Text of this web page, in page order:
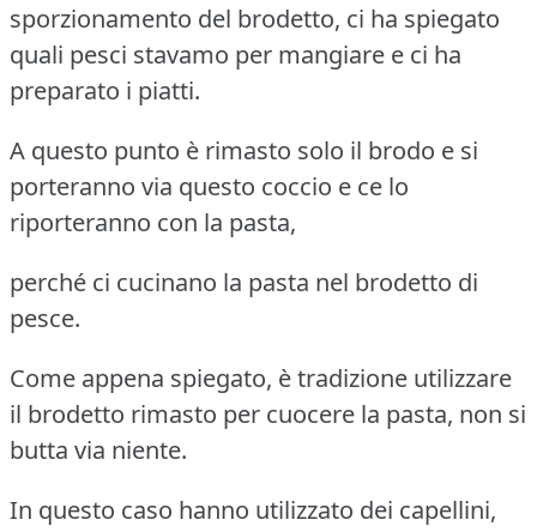
sporzionamento del brodetto, ci ha spiegato
quali pesci stavamo per mangiare e ci ha
preparato i piatti.
A questo punto è rimasto solo il brodo e si
porteranno via questo coccio e ce lo
riporteranno con la pasta,
perché ci cucinano la pasta nel brodetto di
pesce.
Come appena spiegato, è tradizione utilizzare
il brodetto rimasto per cuocere la pasta, non si
butta via niente.
In questo caso hanno utilizzato dei capellini,